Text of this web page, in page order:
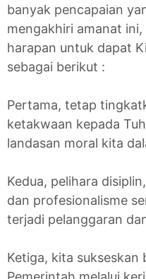
banyak pencapaian
mengakhiri amanat
harapan untuk dapat
sebagai berikut :
Pertama, tetap
ketakwaan kepada
landasan moral kita
Kedua, pelihara
dan profesionalisme
terjadi pelanggaran
Ketiga, kita sukseskan